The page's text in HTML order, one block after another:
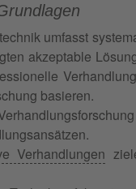
umfasst
akzeptable
basieren.
Verhandlungen